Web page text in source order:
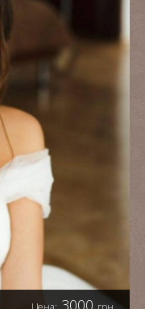
3000